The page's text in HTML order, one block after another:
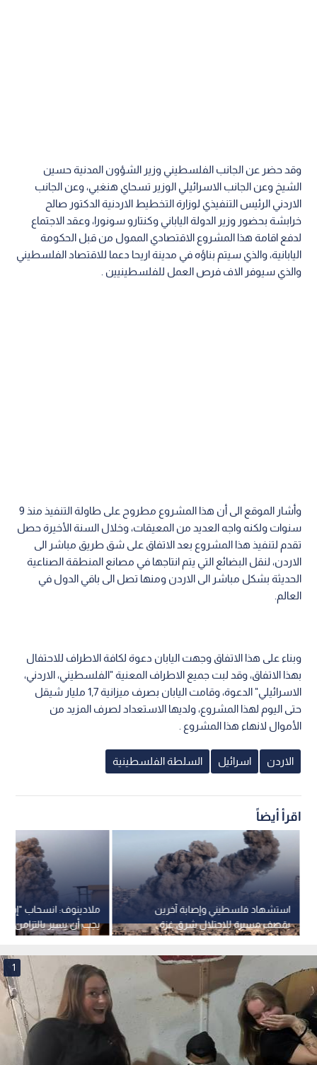
وقد حضر عن الجانب الفلسطيني وزير الشؤون المدنية حسين
الشيخ وعن الجانب الاسرائيلي الوزير تسحاي هنغبي، وعن الجانب
الاردني الرئيس التنفيذي لوزارة التخطيط الاردنية الدكتور صالح
خرابشة بحضور وزير الدولة الياباني وكنتارو سونورا، وعقد الاجتماع
لدفع اقامة هذا المشروع الاقتصادي الممول من قبل الحكومة
اليابانية، والذي سيتم بناؤه في مدينة اريحا دعما للاقتصاد الفلسطيني
والذي سيوفر الاف فرص العمل للفلسطينيين .
وأشار الموقع الى أن هذا المشروع مطروح على طاولة التنفيذ منذ 9
سنوات ولكنه واجه العديد من المعيقات، وخلال السنة الأخيرة حصل
تقدم لتنفيذ هذا المشروع بعد الاتفاق على شق طريق مباشر الى
الاردن، لنقل البضائع التي يتم انتاجها في مصانع المنطقة الصناعية
الحديثة بشكل مباشر الى الاردن ومنها تصل الى باقي الدول في
العالم.
وبناء على هذا الاتفاق وجهت اليابان دعوة لكافة الاطراف للاحتفال
بهذا الاتفاق، وقد لبت جميع الاطراف المعنية "الفلسطيني، الاردني،
الاسرائيلي" الدعوة، وقامت اليابان بصرف ميزانية 1,7 مليار شيقل
حتى اليوم لهذا المشروع، ولديها الاستعداد لصرف المزيد من
الأموال لانهاء هذا المشروع .
الاردن اسرائيل السلطة الفلسطينية
اقرأ أيضاً
ملادينوف: انسحاب
يجب أن يسير بالتزامن
استشهاد فلسطيني وإصابة آخرين
بقصف مسيرة للاحتلال شرق غزة
1